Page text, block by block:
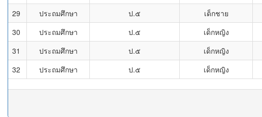
29
ประถมศึกษา ป.๕ เด็กชาย
30
ประถมศึกษา ป.๕ เด็กหญิง
31
ประถมศึกษา ป.๕ เด็กหญิง
32
ประถมศึกษา ป.๕ เด็กหญิง